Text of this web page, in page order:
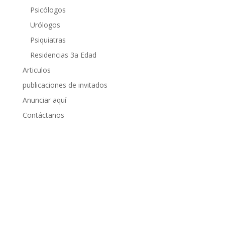
Psicólogos
Urólogos
Psiquiatras
Residencias 3a Edad
Articulos
publicaciones de invitados
Anunciar aquí
Contáctanos